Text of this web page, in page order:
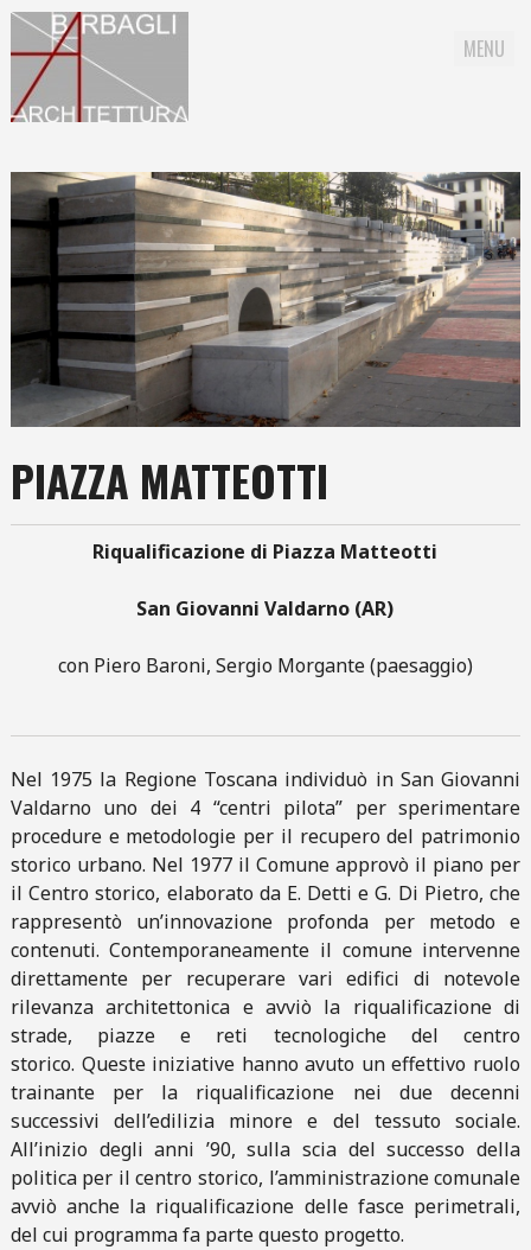
MENU
PIAZZA MATTEOTTI
Riqualificazione di Piazza Matteotti
San Giovanni Valdarno (AR)
con Piero Baroni, Sergio Morgante (paesaggio)
Nel 1975 la Regione Toscana individuò in San Giovanni
Valdarno uno dei 4 “centri pilota” per sperimentare
procedure e metodologie per il recupero del patrimonio
storico urbano. Nel 1977 il Comune approvò il piano per
il Centro storico, elaborato da E. Detti e G. Di Pietro, che
rappresentò un’innovazione profonda per metodo e
contenuti. Contemporaneamente il comune intervenne
direttamente per recuperare vari edifici di notevole
rilevanza architettonica e avviò la riqualificazione di
strade, piazze e reti tecnologiche del centro
storico. Queste iniziative hanno avuto un effettivo ruolo
trainante per la riqualificazione nei due decenni
successivi dell’edilizia minore e del tessuto sociale.
All’inizio degli anni ’90, sulla scia del successo della
politica per il centro storico, l’amministrazione comunale
avviò anche la riqualificazione delle fasce perimetrali,
del cui programma fa parte questo progetto.